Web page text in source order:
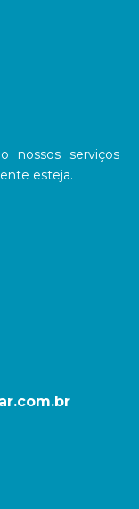
nossos serviços
esteja.